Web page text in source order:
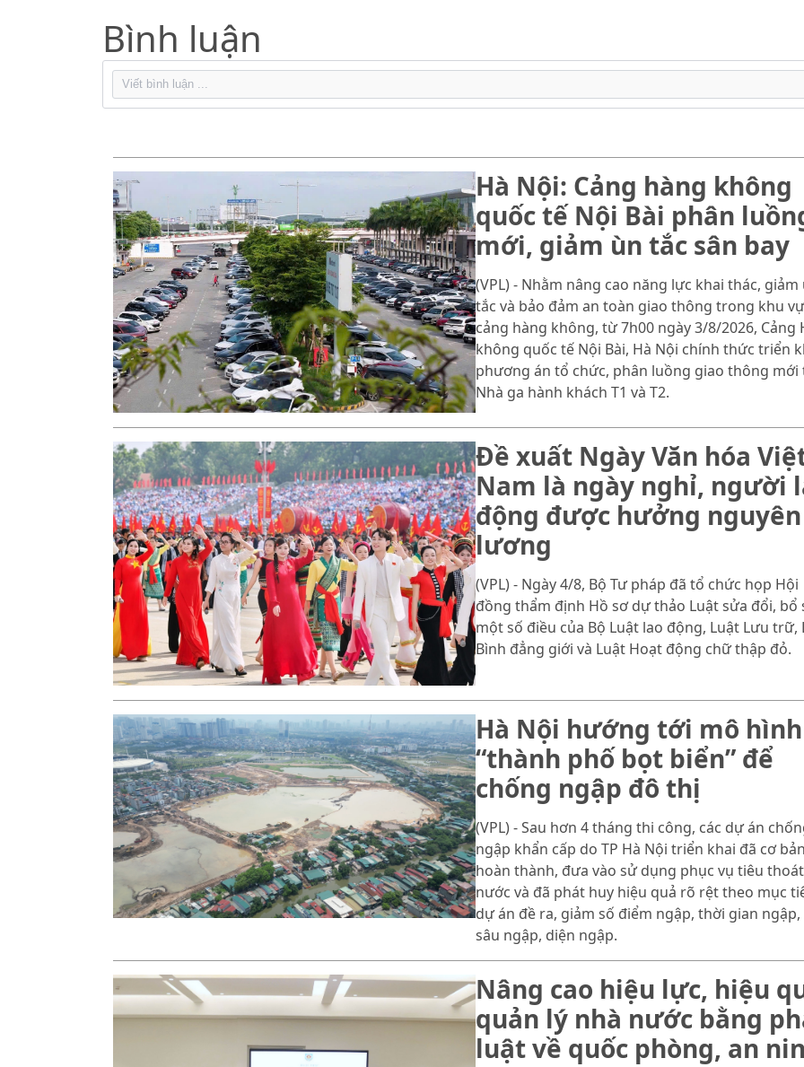
Bình luận
Hà Nội: Cảng hàng không
quốc tế Nội Bài phân
mới, giảm ùn tắc sân bay
(VPL) - Nhằm nâng cao năng lực khai thác, giảm
tắc và bảo đảm an toàn giao thông trong khu
cảng hàng không, từ 7h00 ngày 3/8/2026, Cảng
không quốc tế Nội Bài, Hà Nội chính thức triển
phương án tổ chức, phân luồng giao thông mới
Nhà ga hành khách T1 và T2.
Đề xuất Ngày Văn hóa
Nam là ngày nghỉ, người
động được hưởng nguyên
lương
(VPL) - Ngày 4/8, Bộ Tư pháp đã tổ chức họp Hội
đồng thẩm định Hồ sơ dự thảo Luật sửa đổi, bổ
một số điều của Bộ Luật lao động, Luật Lưu trữ,
Bình đẳng giới và Luật Hoạt động chữ thập đỏ.
Hà Nội hướng tới mô hình
“thành phố bọt biển” để
chống ngập đô thị
(VPL) - Sau hơn 4 tháng thi công, các dự án
ngập khẩn cấp do TP Hà Nội triển khai đã cơ bản
hoàn thành, đưa vào sử dụng phục vụ tiêu thoát
nước và đã phát huy hiệu quả rõ rệt theo mục
dự án đề ra, giảm số điểm ngập, thời gian ngập,
sâu ngập, diện ngập.
Nâng cao hiệu lực, hiệu
quản lý nhà nước bằng
luật về quốc phòng, an